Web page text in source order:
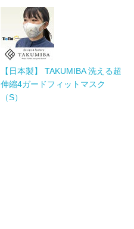
【日本製】 TAKUMIBA 洗える超
伸縮4ガードフィットマスク
（S）